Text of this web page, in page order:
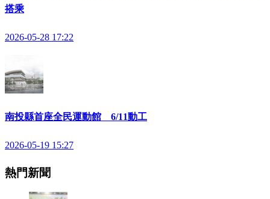
搭乘
2026-05-28 17:22
南投縣首座全民運動館 6/11動工
2026-05-19 15:27
熱門新聞